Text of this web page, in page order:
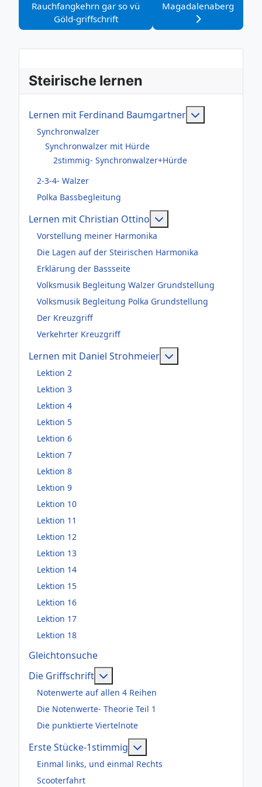
Rauchfangkehrn gar so vü
Göld-griffschrift
Magadalenaberg
Steirische lernen
Lernen mit Ferdinand Baumgartner
Synchronwalzer
Synchronwalzer mit Hürde
2stimmig- Synchronwalzer+Hürde
2-3-4- Walzer
Polka Bassbegleitung
Lernen mit Christian Ottino
Vorstellung meiner Harmonika
Die Lagen auf der Steirischen Harmonika
Erklärung der Bassseite
Volksmusik Begleitung Walzer Grundstellung
Volksmusik Begleitung Polka Grundstellung
Der Kreuzgriff
Verkehrter Kreuzgriff
Lernen mit Daniel Strohmeier
Lektion 2
Lektion 3
Lektion 4
Lektion 5
Lektion 6
Lektion 7
Lektion 8
Lektion 9
Lektion 10
Lektion 11
Lektion 12
Lektion 13
Lektion 14
Lektion 15
Lektion 16
Lektion 17
Lektion 18
Gleichtonsuche
Die Griffschrift
Notenwerte auf allen 4 Reihen
Die Notenwerte- Theorie Teil 1
Die punktierte Viertelnote
Erste Stücke-1stimmig
Einmal links, und einmal Rechts
Scooterfahrt